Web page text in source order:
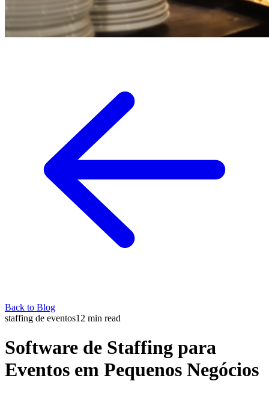
Back to Blog
staffing de eventos12 min read
Software de Staffing para
Eventos em Pequenos Negócios